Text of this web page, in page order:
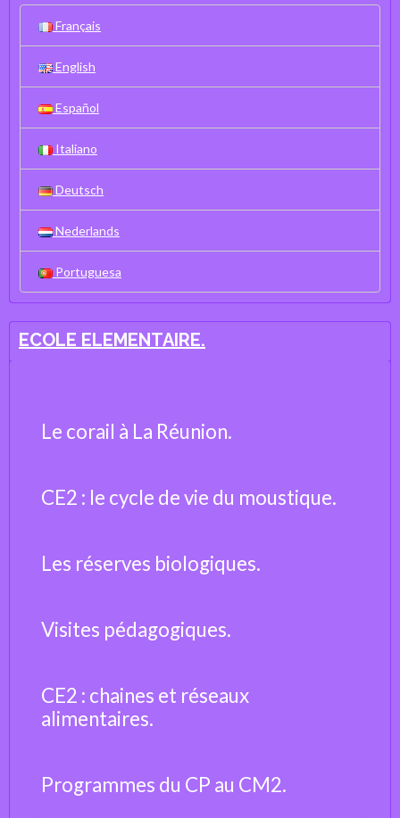
Français
English
Español
Italiano
Deutsch
Nederlands
Portuguesa
ECOLE ELEMENTAIRE.
Le corail à La Réunion.
CE2 : le cycle de vie du moustique.
Les réserves biologiques.
Visites pédagogiques.
CE2 : chaines et réseaux
alimentaires.
Programmes du CP au CM2.